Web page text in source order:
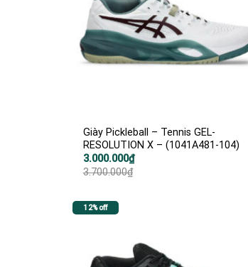
Giày Pickleball – Tennis GEL-
RESOLUTION X – (1041A481-104)
3.700.000₫
Giá
gốc
là:
3.000.000₫
Giá
hiện
tại
12% off